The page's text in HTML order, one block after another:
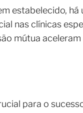
estabelecido,
nas clínicas
mútua aceleram
para o